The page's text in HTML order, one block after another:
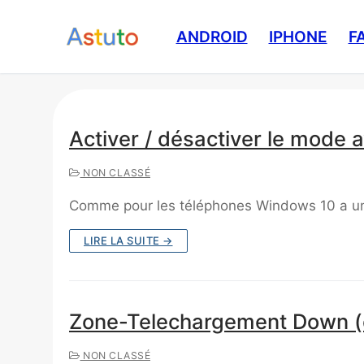
ANDROID IPHONE
Activer / désactiver le mode
NON CLASSÉ
Comme pour les téléphones Windows 10 a
LIRE LA SUITE →
Zone-Telechargement
NON CLASSÉ